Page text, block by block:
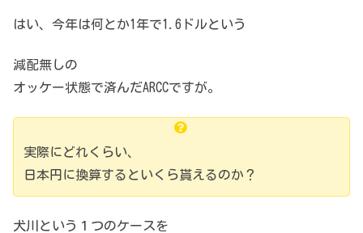
はい、今年は何とか1年で1.6ドルという
減配無しの
オッケー状態で済んだARCCですが。
実際にどれくらい、
日本円に換算するといくら貰えるのか？
犬川という１つのケースを